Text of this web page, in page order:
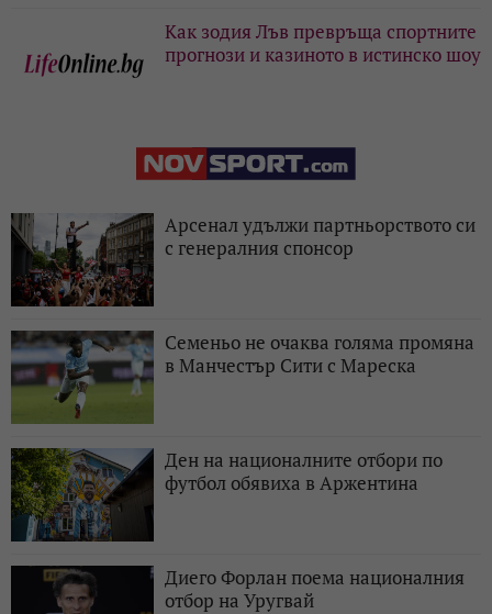
Как зодия Лъв превръща спортните
прогнози и казиното в истинско шоу
Арсенал удължи партньорството си
с генералния спонсор
Семеньо не очаква голяма промяна
в Манчестър Сити с Мареска
Ден на националните отбори по
футбол обявиха в Аржентина
Диего Форлан поема националния
отбор на Уругвай